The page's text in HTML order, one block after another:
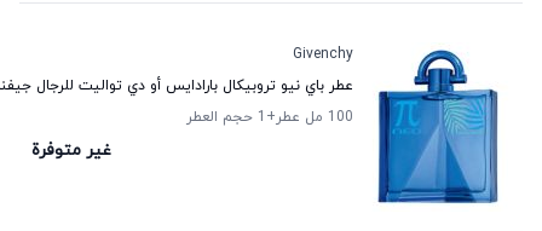
Givenchy
عطر باي نيو تروبيكال بارادايس أو دي تواليت للرجال
100 مل عطر
+1 حجم العطر
غير متوفرة